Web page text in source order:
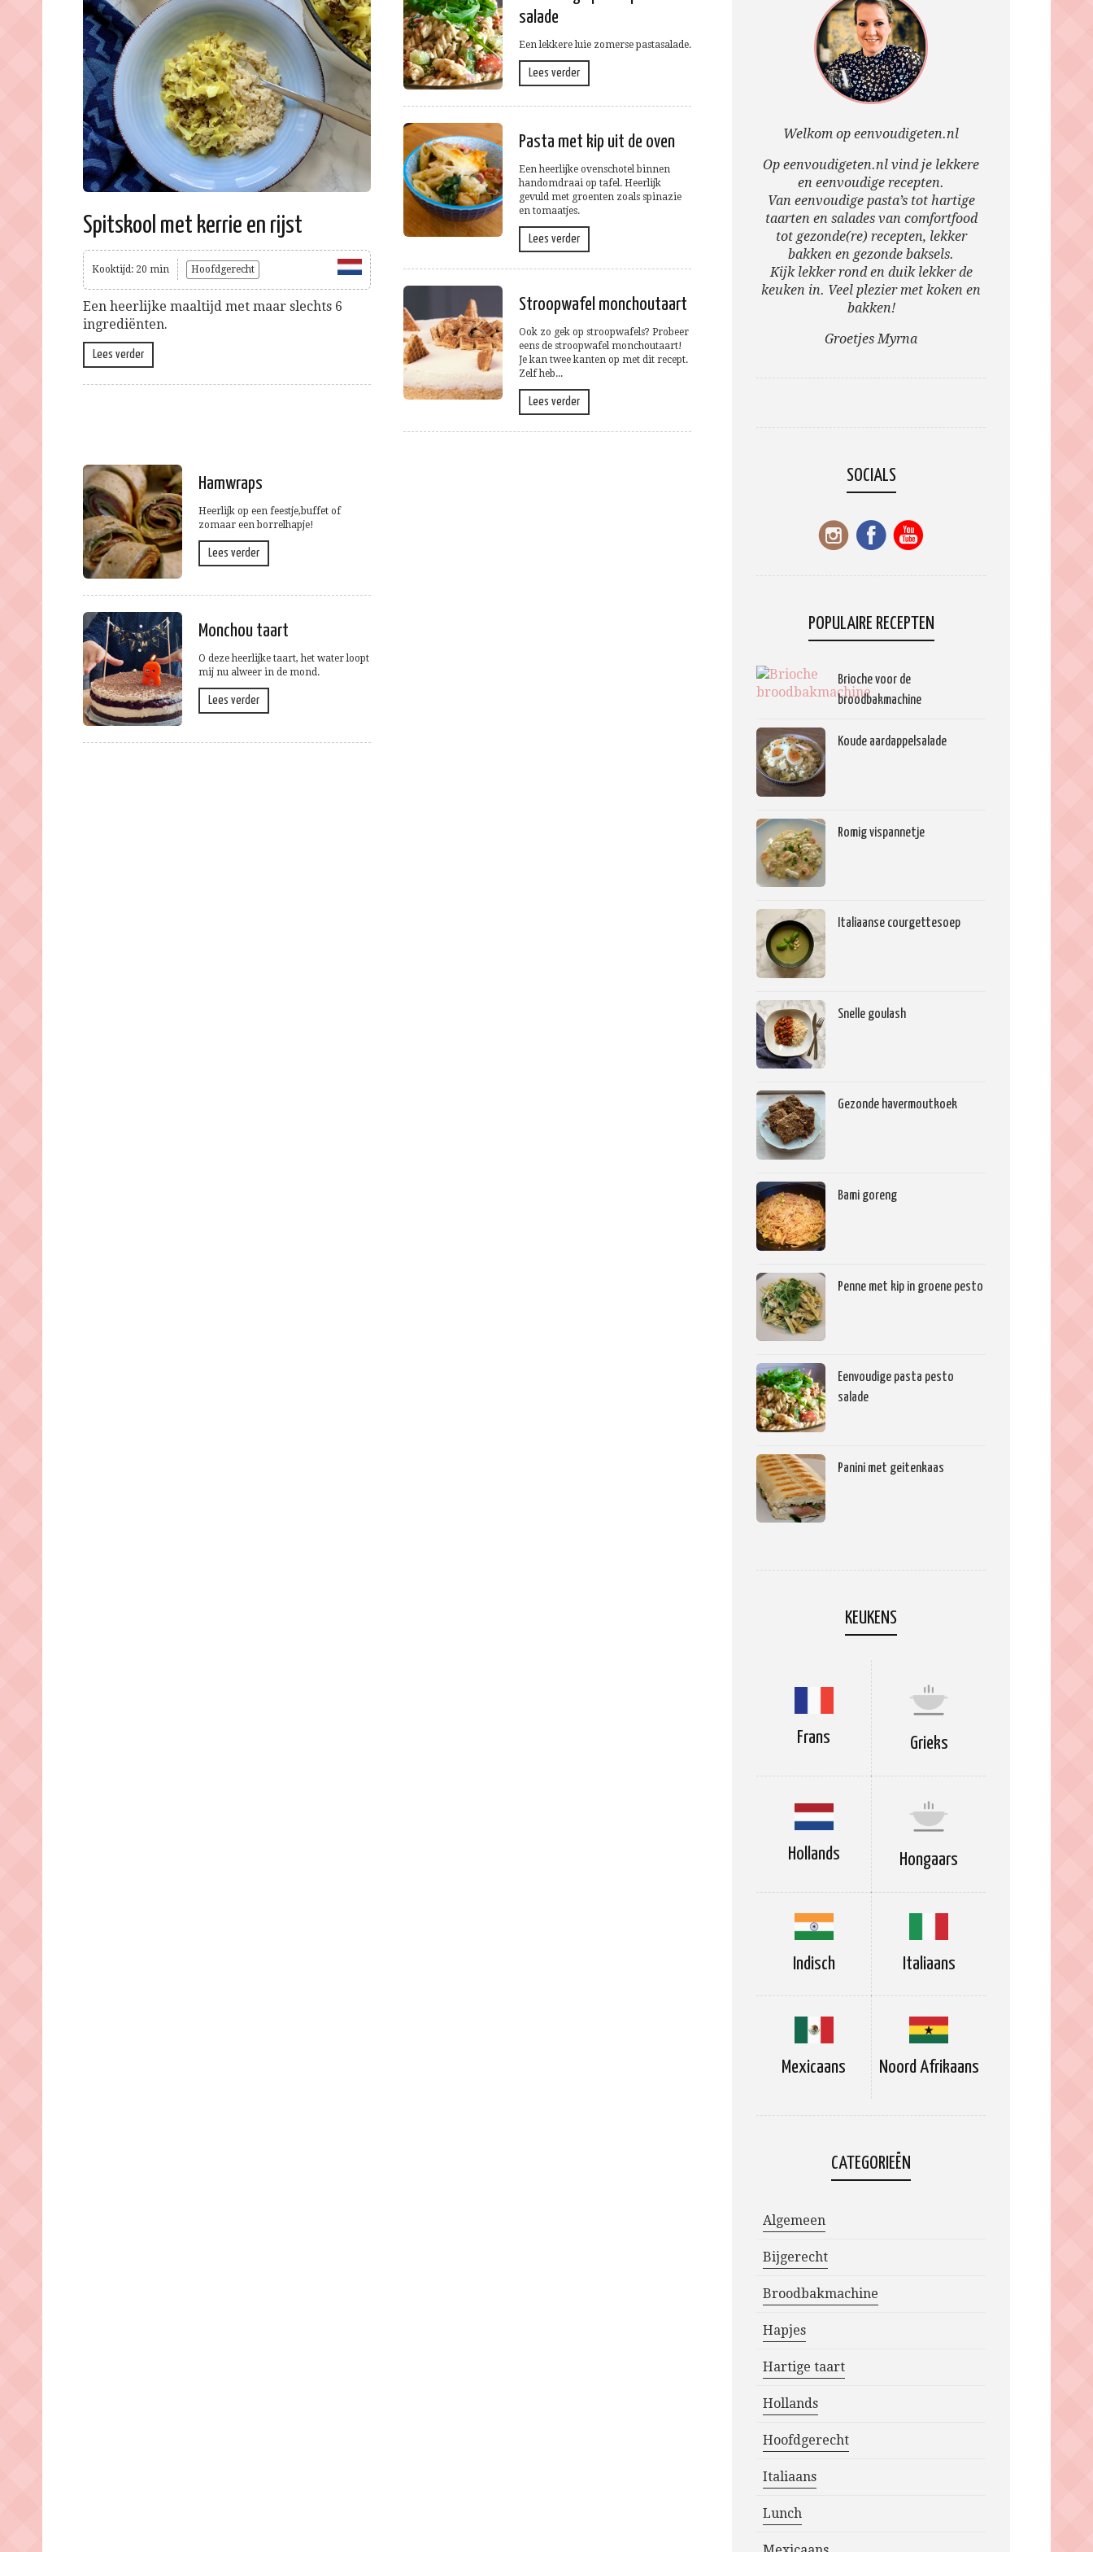
Spitskool met kerrie en rijst
Kooktijd: 20 min Hoofdgerecht
Een heerlijke maaltijd met maar slechts 6
ingrediënten.
Lees verder
salade
Een lekkere luie zomerse pastasalade.
Lees verder
Pasta met kip uit de oven
Een heerlijke ovenschotel binnen
handomdraai op tafel. Heerlijk
gevuld met groenten zoals spinazie
en tomaatjes.
Lees verder
Stroopwafel monchoutaart
Ook zo gek op stroopwafels? Probeer
eens de stroopwafel monchoutaart!
Je kan twee kanten op met dit recept.
Zelf heb...
Lees verder
Hamwraps
Heerlijk op een feestje,buffet of
zomaar een borrelhapje!
Lees verder
Monchou taart
O deze heerlijke taart, het water loopt
mij nu alweer in de mond.
Lees verder
Welkom op eenvoudigeten.nl
Op eenvoudigeten.nl vind je lekkere
en eenvoudige recepten.
Van eenvoudige pasta’s tot hartige
taarten en salades van comfortfood
tot gezonde(re) recepten, lekker
bakken en gezonde baksels.
Kijk lekker rond en duik lekker de
keuken in. Veel plezier met koken en
bakken!
Groetjes Myrna
SOCIALS
POPULAIRE RECEPTEN
Brioche voor de
broodbakmachine
Koude aardappelsalade
Romig vispannetje
Italiaanse courgettesoep
Snelle goulash
Gezonde havermoutkoek
Bami goreng
Penne met kip in groene pesto
Eenvoudige pasta pesto
salade
Panini met geitenkaas
KEUKENS
Frans Grieks
Hollands Hongaars
Indisch Italiaans
Mexicaans Noord Afrikaans
CATEGORIEËN
Algemeen
Bijgerecht
Broodbakmachine
Hapjes
Hartige taart
Hollands
Hoofdgerecht
Italiaans
Lunch